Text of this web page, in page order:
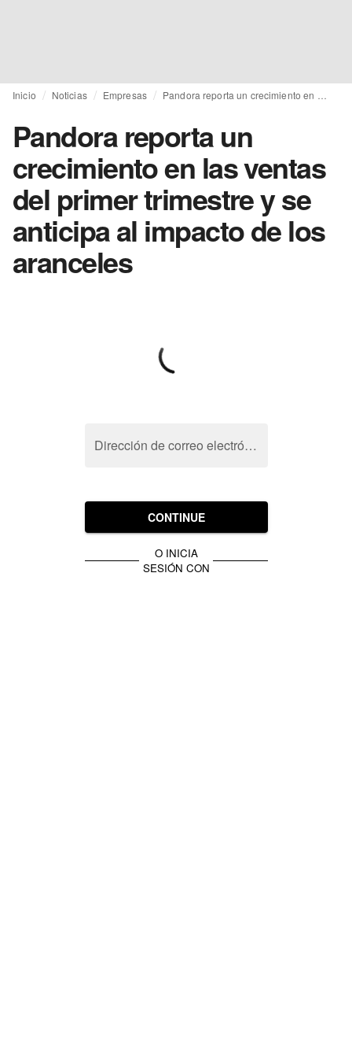
Inicio Noticias Empresas
Pandora reporta un
crecimiento en las ventas
del primer trimestre y se
anticipa al impacto de los
aranceles
Dirección de correo electrónico
CONTINUE
O INICIA
SESIÓN CON